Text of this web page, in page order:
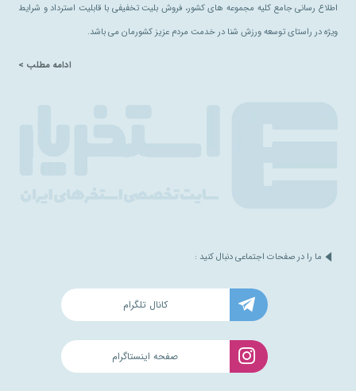
اطلاع رسانی جامع کلیه مجموعه های کشور، فروش بلیت تخفیفی با قابلیت استرداد و شرایط
ویژه در راستای توسعه ورزش شنا در خدمت مردم عزیز کشورمان می باشد.
ادامه مطلب >
ما را در صفحات اجتماعی دنبال کنید :
کانال تلگرام
صفحه اینستاگرام